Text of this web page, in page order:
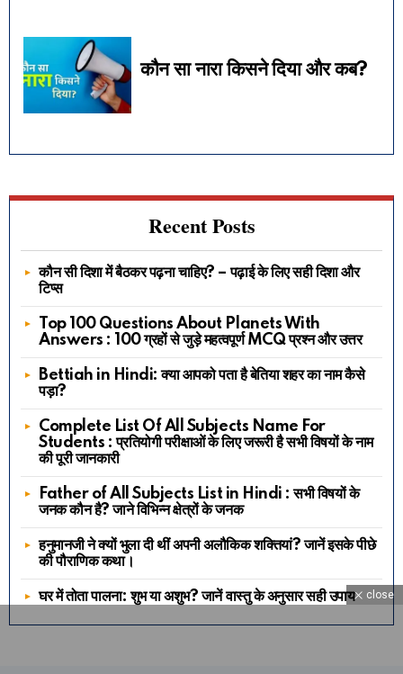
कौन सा नारा किसने दिया और कब?
Recent Posts
कौन सी दिशा में बैठकर पढ़ना चाहिए? – पढ़ाई के लिए सही दिशा और
टिप्स
Top 100 Questions About Planets With
Answers : 100 ग्रहों से जुड़े महत्वपूर्ण MCQ प्रश्न और उत्तर
Bettiah in Hindi: क्या आपको पता है बेतिया शहर का नाम कैसे
पड़ा?
Complete List Of All Subjects Name For
Students : प्रतियोगी परीक्षाओं के लिए जरूरी है सभी विषयों के नाम
की पूरी जानकारी
Father of All Subjects List in Hindi : सभी विषयों के
जनक कौन है? जाने विभिन्न क्षेत्रों के जनक
हनुमानजी ने क्यों भुला दी थीं अपनी अलौकिक शक्तियां? जानें इसके पीछे
की पौराणिक कथा।
घर में तोता पालना: शुभ या अशुभ? जानें वास्तु के अनुसार सही उपाय close